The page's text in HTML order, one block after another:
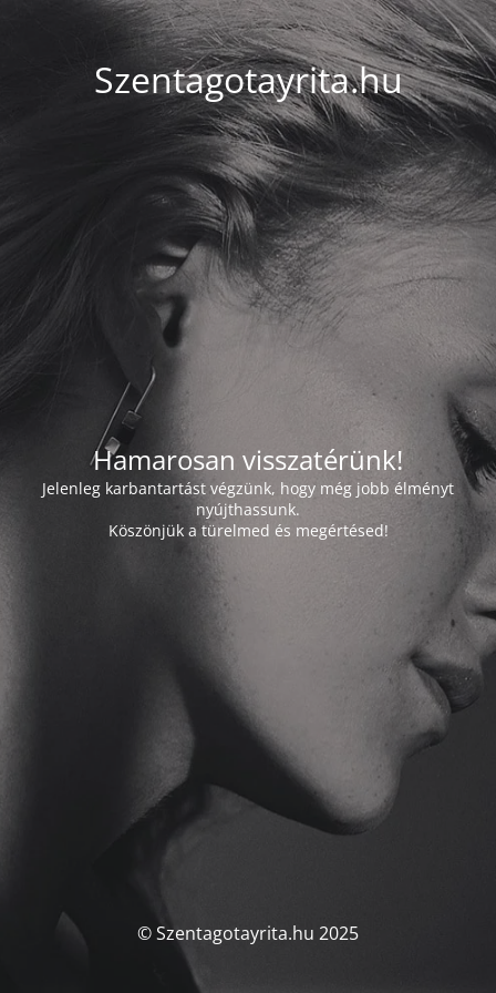
Szentagotayrita.hu
Hamarosan visszatérünk!
Jelenleg karbantartást végzünk, hogy még jobb élményt
nyújthassunk.
Köszönjük a türelmed és megértésed!
© Szentagotayrita.hu 2025